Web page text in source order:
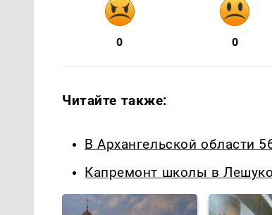
0 0
Читайте также:
В Архангельской области
Капремонт школы в